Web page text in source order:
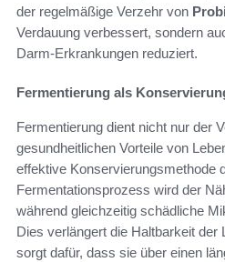
der regelmäßige Verzehr von
Verdauung verbessert, sondern
Darm-Erkrankungen reduziert.
Fermentierung als
Fermentierung dient nicht nur der
gesundheitlichen Vorteile von
effektive Konservierungsmethode
Fermentationsprozess wird der
während gleichzeitig schädliche
Dies verlängert die Haltbarkeit der
sorgt dafür, dass sie über einen